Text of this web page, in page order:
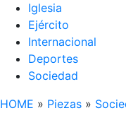
Iglesia
Ejército
Internacional
Deportes
Sociedad
HOME » Piezas »